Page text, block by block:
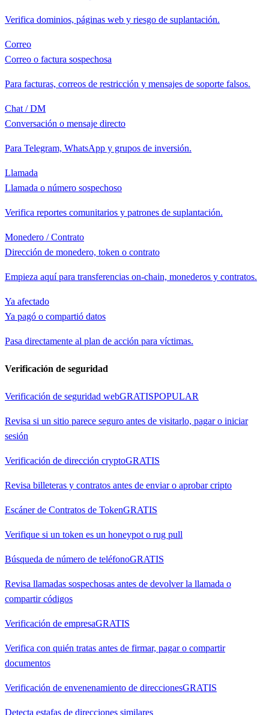
Verifica dominios, páginas web y riesgo de suplantación.
Correo
Correo o factura sospechosa
Para facturas, correos de restricción y mensajes de soporte falsos.
Chat / DM
Conversación o mensaje directo
Para Telegram, WhatsApp y grupos de inversión.
Llamada
Llamada o número sospechoso
Verifica reportes comunitarios y patrones de suplantación.
Monedero / Contrato
Dirección de monedero, token o contrato
Empieza aquí para transferencias on-chain, monederos y contratos.
Ya afectado
Ya pagó o compartió datos
Pasa directamente al plan de acción para víctimas.
Verificación de seguridad
Verificación de seguridad webGRATISPOPULAR
Revisa si un sitio parece seguro antes de visitarlo, pagar o iniciar
sesión
Verificación de dirección cryptoGRATIS
Revisa billeteras y contratos antes de enviar o aprobar cripto
Escáner de Contratos de TokenGRATIS
Verifique si un token es un honeypot o rug pull
Búsqueda de número de teléfonoGRATIS
Revisa llamadas sospechosas antes de devolver la llamada o
compartir códigos
Verificación de empresaGRATIS
Verifica con quién tratas antes de firmar, pagar o compartir
documentos
Verificación de envenenamiento de direccionesGRATIS
Detecta estafas de direcciones similares